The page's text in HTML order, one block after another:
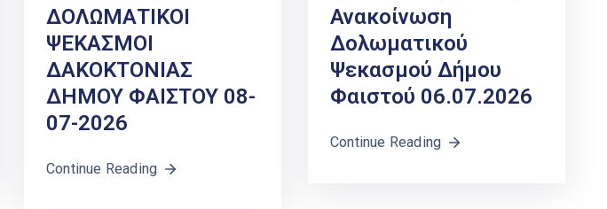
ΔΟΛΩΜΑΤΙΚΟΙ
ΨΕΚΑΣΜΟΙ
ΔΑΚΟΚΤΟΝΙΑΣ
ΔΗΜΟΥ ΦΑΙΣΤΟΥ 08-
07-2026
Continue Reading
Ανακοίνωση
Δολωματικού
Ψεκασμού Δήμου
Φαιστού 06.07.2026
Continue Reading